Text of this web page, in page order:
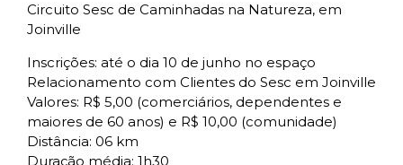
Circuito Sesc de Caminhadas na Natureza, em
Joinville
Inscrições: até o dia 10 de junho no espaço
Relacionamento com Clientes do Sesc em Joinville
Valores: R$ 5,00 (comerciários, dependentes e
maiores de 60 anos) e R$ 10,00 (comunidade)
Distância: 06 km
Duração média: 1h30